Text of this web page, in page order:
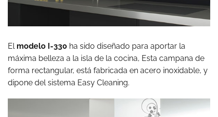
El modelo I-330 ha sido diseñado para aportar la
máxima belleza a la isla de la cocina, Esta campana de
forma rectangular, está fabricada en acero inoxidable, y
dipone del sistema Easy Cleaning.